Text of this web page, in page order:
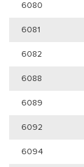
6080
6081
6082
6088
6089
6092
6094